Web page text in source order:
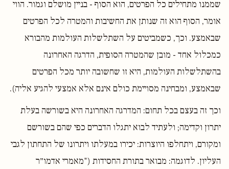
שממנו מתחילים כל הפרטים, הוא הסוף - בניין מושלם וגמור. הווי
אומר, הסוף הוא זה שנותן את החשיבות והמטרה לכל הפרטים
שבאמצע. וכך, כשמביטים על השתלשלות העולמות מהבורא
כמכלול אחד - מובן שהמטרה הסופית, הדרגה האחרונה
בהשתלשלות העולמות, היא זו שחשובה יותר מכל הפרטים
שבאמצע, ומבחינה מסויימת כולם אינם אלא אמצעי להגיע אליה).
וכך זה בעצם בכל תחום: המדרגה האחרונה היא בשורשה בעלת
יתרון וקדימה; ולעתיד לבוא יתגלו הדברים כפי שהם בשורשם
ומקורם, ויתחלפו היוצרות: יכירו במעלתו ויתרונו של התחתון לגבי
העליון. לדוגמה: מבואר בתורת החסידות ("מאמרי אדמו״ר